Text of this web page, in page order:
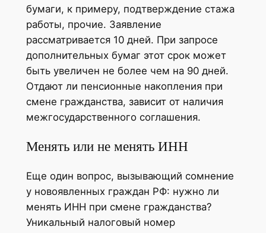
бумаги, к примеру, подтверждение стажа
работы, прочие. Заявление
рассматривается 10 дней. При запросе
дополнительных бумаг этот срок может
быть увеличен не более чем на 90 дней.
Отдают ли пенсионные накопления при
смене гражданства, зависит от наличия
межгосударственного соглашения.
Менять или не менять ИНН
Еще один вопрос, вызывающий сомнение
у новоявленных граждан РФ: нужно ли
менять ИНН при смене гражданства?
Уникальный налоговый номер